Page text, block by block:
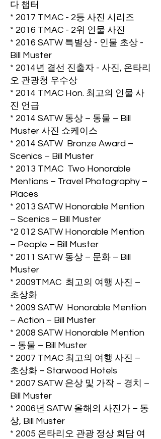
다 챕터
* 2017 TMAC - 2등 사진 시리즈
* 2016 TMAC - 2위 인물 사진
* 2016 SATW 특별상 - 인물 초상 -
Bill Muster
* 2014년 결선 진출자 - 사진, 온타리
오 관광청 우수상
* 2014 TMAC Hon. 최고의 인물 사
진 언급
* 2014 SATW 동상 – 동물 – Bill
Muster 사진 쇼케이스
* 2014 SATW Bronze Award –
Scenics – Bill Muster
* 2013 TMAC Two Honorable
Mentions – Travel Photography –
Places
* 2013 SATW Honorable Mention
– Scenics – Bill Muster
*2 012 SATW Honorable Mention
– People – Bill Muster
* 2011 SATW 동상 – 문화 – Bill
Muster
* 2009TMAC 최고의 여행 사진 –
초상화
* 2009 SATW Honorable Mention
– Action – Bill Muster
* 2008 SATW Honorable Mention
– 동물 – Bill Muster
* 2007 TMAC 최고의 여행 사진 –
초상화 – Starwood Hotels
* 2007 SATW 은상 및 가작 – 경치 –
Bill Muster
* 2006년 SATW 올해의 사진가 – 동
상, Bill Muster
* 2005 온타리오 관광 정상 회담 여